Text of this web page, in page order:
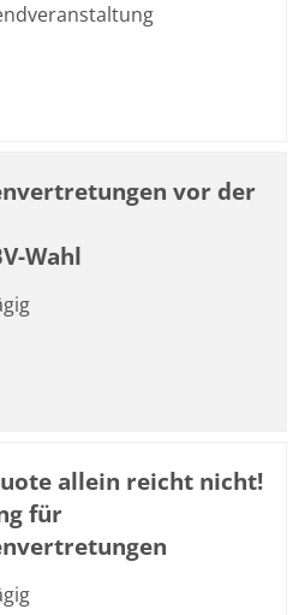
vor der
Wahl
allein reicht nicht!
für